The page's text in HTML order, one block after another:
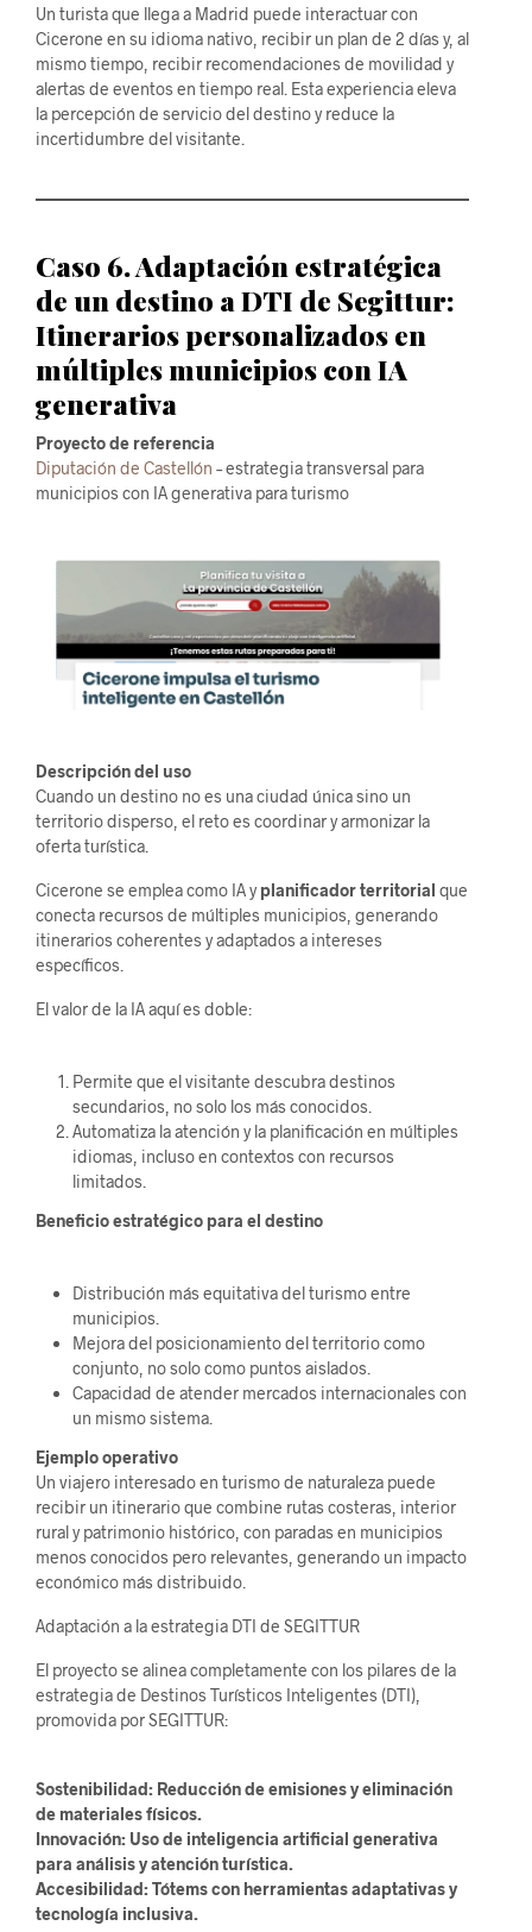
Un turista que llega a Madrid puede interactuar con
Cicerone en su idioma nativo, recibir un plan de 2 días y, al
mismo tiempo, recibir recomendaciones de movilidad y
alertas de eventos en tiempo real. Esta experiencia eleva
la percepción de servicio del destino y reduce la
incertidumbre del visitante.
Caso 6. Adaptación estratégica
de un destino a DTI de Segittur:
Itinerarios personalizados en
múltiples municipios con IA
generativa
Proyecto de referencia
Diputación de Castellón – estrategia transversal para
municipios con IA generativa para turismo
Descripción del uso
Cuando un destino no es una ciudad única sino un
territorio disperso, el reto es coordinar y armonizar la
oferta turística.
Cicerone se emplea como IA y planificador territorial que
conecta recursos de múltiples municipios, generando
itinerarios coherentes y adaptados a intereses
específicos.
El valor de la IA aquí es doble:
Permite que el visitante descubra destinos
secundarios, no solo los más conocidos.
Automatiza la atención y la planificación en múltiples
idiomas, incluso en contextos con recursos
limitados.
Beneficio estratégico para el destino
Distribución más equitativa del turismo entre
municipios.
Mejora del posicionamiento del territorio como
conjunto, no solo como puntos aislados.
Capacidad de atender mercados internacionales con
un mismo sistema.
Ejemplo operativo
Un viajero interesado en turismo de naturaleza puede
recibir un itinerario que combine rutas costeras, interior
rural y patrimonio histórico, con paradas en municipios
menos conocidos pero relevantes, generando un impacto
económico más distribuido.
Adaptación a la estrategia DTI de SEGITTUR
El proyecto se alinea completamente con los pilares de la
estrategia de Destinos Turísticos Inteligentes (DTI),
promovida por SEGITTUR:
Sostenibilidad: Reducción de emisiones y eliminación
de materiales físicos.
Innovación: Uso de inteligencia artificial generativa
para análisis y atención turística.
Accesibilidad: Tótems con herramientas adaptativas y
tecnología inclusiva.